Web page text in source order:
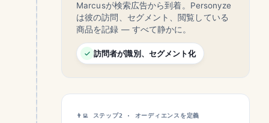
Marcusが検索広告から到着。Personyze
は彼の訪問、セグメント、閲覧している
商品を記録 — すべて静かに。
訪問者が識別、セグメント化
ステップ2 · オーディエンスを定義